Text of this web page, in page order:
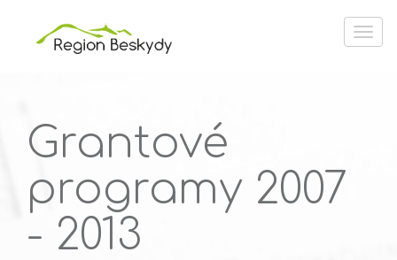
Grantové
programy 2007
- 2013